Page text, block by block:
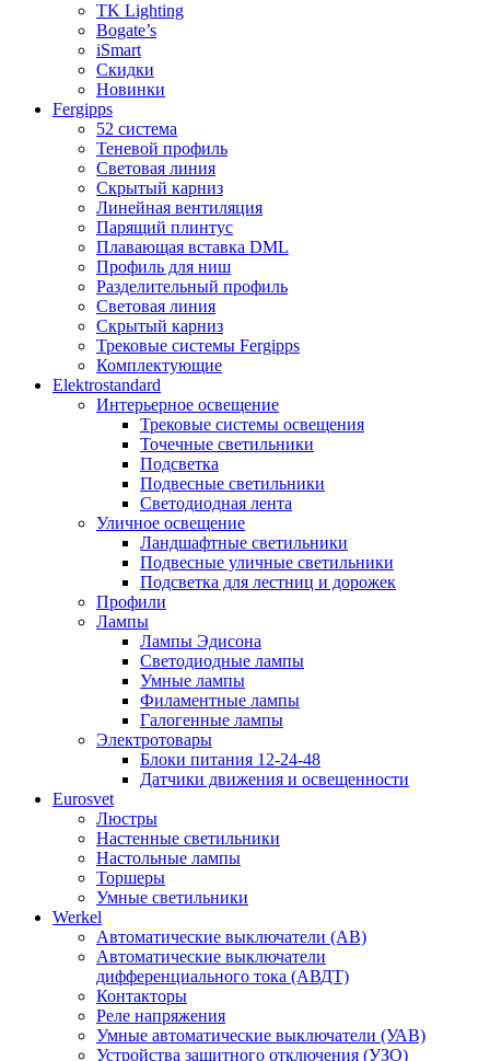
TK Lighting
Bogate’s
iSmart
Скидки
Новинки
Fergipps
52 система
Теневой профиль
Световая линия
Скрытый карниз
Линейная вентиляция
Парящий плинтус
Плавающая вставка DML
Профиль для ниш
Разделительный профиль
Световая линия
Скрытый карниз
Трековые системы Fergipps
Комплектующие
Elektrostandard
Интерьерное освещение
Трековые системы освещения
Точечные светильники
Подсветка
Подвесные светильники
Светодиодная лента
Уличное освещение
Ландшафтные светильники
Подвесные уличные светильники
Подсветка для лестниц и дорожек
Профили
Лампы
Лампы Эдисона
Светодиодные лампы
Умные лампы
Филаментные лампы
Галогенные лампы
Электротовары
Блоки питания 12-24-48
Датчики движения и освещенности
Eurosvet
Люстры
Настенные светильники
Настольные лампы
Торшеры
Умные светильники
Werkel
Автоматические выключатели (АВ)
Автоматические выключатели
дифференциального тока (АВДТ)
Контакторы
Реле напряжения
Умные автоматические выключатели (УАВ)
Устройства защитного отключения (УЗО)